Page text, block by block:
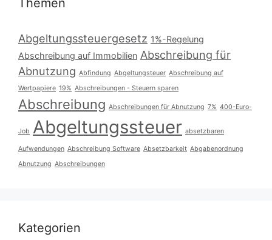
Themen
Abgeltungssteuergesetz 1%-Regelung
Abschreibung auf Immobilien Abschreibung für
Abnutzung Abfindung Abgeltungsteuer Abschreibung auf
Wertpapiere 19% Abschreibungen - Steuern sparen
Abschreibung Abschreibungen für Abnutzung 7% 400-Euro-
Job Abgeltungssteuer absetzbaren
Aufwendungen Abschreibung Software Absetzbarkeit Abgabenordnung
Abnutzung Abschreibungen
Kategorien